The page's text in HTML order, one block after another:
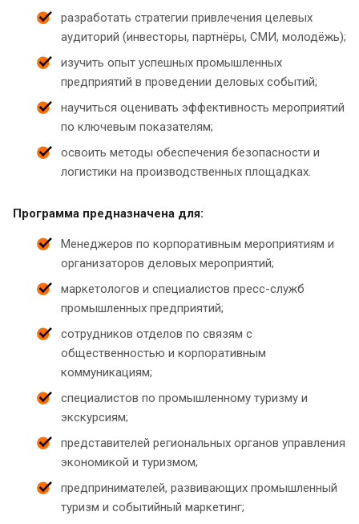
разработать стратегии привлечения целевых
аудиторий (инвесторы, партнёры, СМИ, молодёжь);
изучить опыт успешных промышленных
предприятий в проведении деловых событий;
научиться оценивать эффективность мероприятий
по ключевым показателям;
освоить методы обеспечения безопасности и
логистики на производственных площадках.
Программа предназначена для:
Менеджеров по корпоративным мероприятиям и
организаторов деловых мероприятий;
маркетологов и специалистов пресс-служб
промышленных предприятий;
сотрудников отделов по связям с
общественностью и корпоративным
коммуникациям;
специалистов по промышленному туризму и
экскурсиям;
представителей региональных органов управления
экономикой и туризмом;
предпринимателей, развивающих промышленный
туризм и событийный маркетинг;